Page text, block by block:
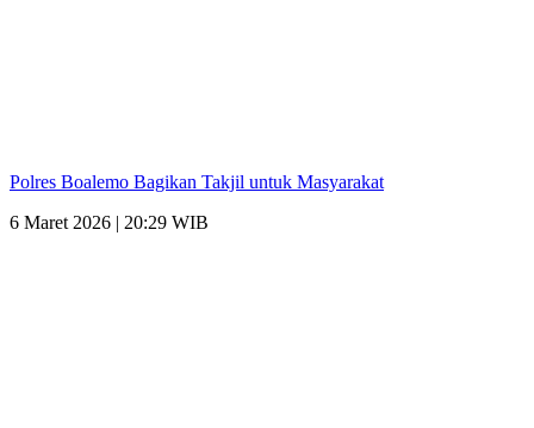
Polres Boalemo Bagikan Takjil untuk Masyarakat
6 Maret 2026 | 20:29 WIB